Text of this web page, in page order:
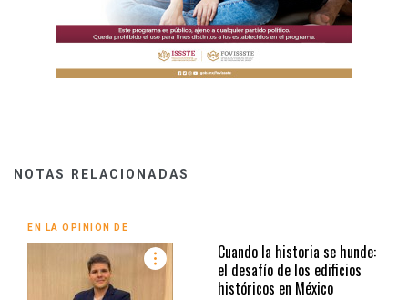
NOTAS RELACIONADAS
EN LA OPINIÓN DE
Cuando la historia se hunde:
el desafío de los edificios
históricos en México